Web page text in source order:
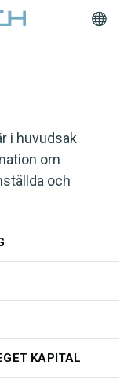
i huvudsak
om
och
KAPITAL